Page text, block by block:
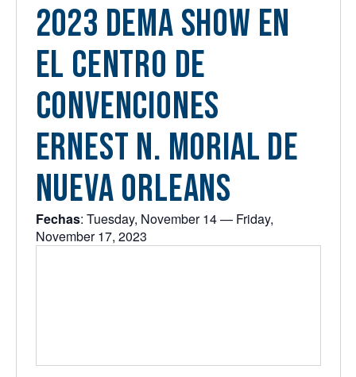
2023 DEMA Show en
el Centro de
Convenciones
Ernest N. Morial de
Nueva Orleans
Fechas: Tuesday, November 14 — Friday,
November 17, 2023